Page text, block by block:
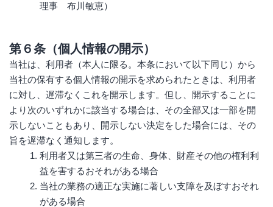
理事 布川敏恵）
第６条（個人情報の開示）
当社は、利用者（本人に限る。本条において以下同じ）から
当社の保有する個人情報の開示を求められたときは、利用者
に対し、遅滞なくこれを開示します。但し、開示することに
より次のいずれかに該当する場合は、その全部又は一部を開
示しないこともあり、開示しない決定をした場合には、その
旨を遅滞なく通知します。
利用者又は第三者の生命、身体、財産その他の権利利
益を害するおそれがある場合
当社の業務の適正な実施に著しい支障を及ぼすおそれ
がある場合